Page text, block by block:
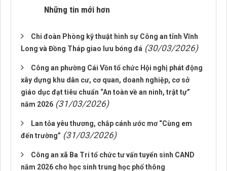
Những tin mới hơn
Chi đoàn Phòng kỹ thuật hình sự Công an tỉnh Vĩnh
Long và Đồng Tháp giao lưu bóng đá (30/03/2026)
Công an phường Cái Vồn tổ chức Hội nghị phát động
xây dựng khu dân cư, cơ quan, doanh nghiệp, cơ sở
giáo dục đạt tiêu chuẩn “An toàn về an ninh, trật tự”
năm 2026 (31/03/2026)
Lan tỏa yêu thương, chắp cánh ước mơ “Cùng em
đến trường” (31/03/2026)
Công an xã Ba Tri tổ chức tư vấn tuyển sinh CAND
năm 2026 cho học sinh trung học phổ thông